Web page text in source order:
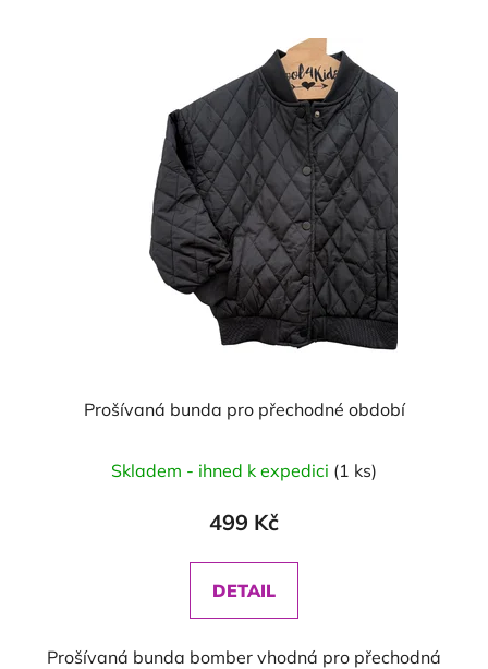
Prošívaná bunda pro přechodné období
Skladem - ihned k expedici (1 ks)
499 Kč
DETAIL
Prošívaná bunda bomber vhodná pro přechodná